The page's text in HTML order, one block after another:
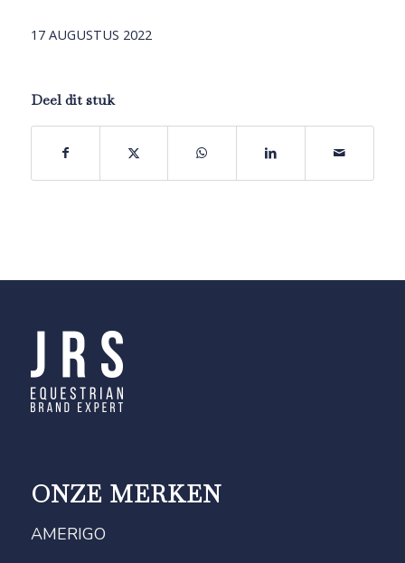
17 AUGUSTUS 2022
Deel dit stuk
ONZE MERKEN
AMERIGO